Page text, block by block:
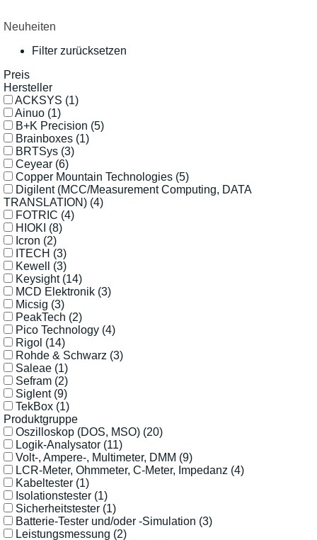
Neuheiten
Filter zurücksetzen
Preis
Hersteller
ACKSYS (1)
Ainuo (1)
B+K Precision (5)
Brainboxes (1)
BRTSys (3)
Ceyear (6)
Copper Mountain Technologies (5)
Digilent (MCC/Measurement Computing, DATA
TRANSLATION) (4)
FOTRIC (4)
HIOKI (8)
Icron (2)
ITECH (3)
Kewell (3)
Keysight (14)
MCD Elektronik (3)
Micsig (3)
PeakTech (2)
Pico Technology (4)
Rigol (14)
Rohde & Schwarz (3)
Saleae (1)
Sefram (2)
Siglent (9)
TekBox (1)
Produktgruppe
Oszilloskop (DOS, MSO) (20)
Logik-Analysator (11)
Volt-, Ampere-, Multimeter, DMM (9)
LCR-Meter, Ohmmeter, C-Meter, Impedanz (4)
Kabeltester (1)
Isolationstester (1)
Sicherheitstester (1)
Batterie-Tester und/oder -Simulation (3)
Leistungsmessung (2)